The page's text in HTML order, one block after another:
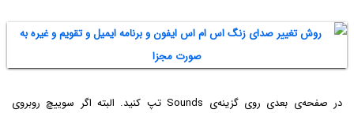
در صفحه‌ی بعدی روی گزینه‌ی Sounds تپ کنید. البته اگر سوییچ روبروی